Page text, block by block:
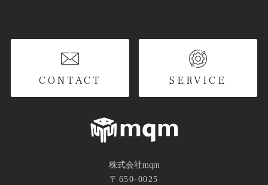
CONTACT SERVICE
株式会社mqm
〒650-0025